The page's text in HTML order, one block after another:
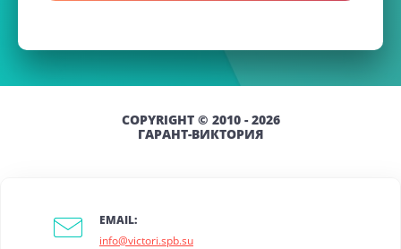
COPYRIGHT © 2010 - 2026
ГАРАНТ-ВИКТОРИЯ
EMAIL:
info@victori.spb.su